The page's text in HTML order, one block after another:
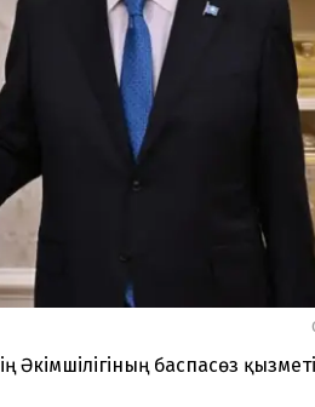
Әкімшілігіның баспасөз қызметі